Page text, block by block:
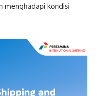
menghadapi kondisi